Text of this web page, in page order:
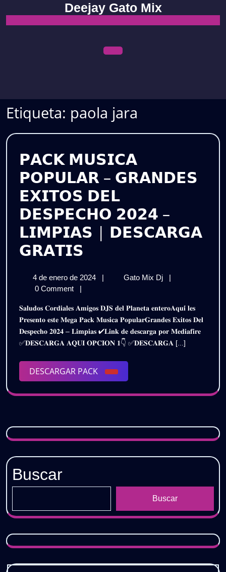
content
Deejay Gato Mix
Etiqueta: paola jara
𝗣𝗔𝗖𝗞 𝗠𝗨𝗦𝗜𝗖𝗔
𝗣𝗢𝗣𝗨𝗟𝗔𝗥 – 𝗚𝗥𝗔𝗡𝗗𝗘𝗦
𝗘𝗫𝗜𝗧𝗢𝗦 𝗗𝗘𝗟
𝗗𝗘𝗦𝗣𝗘𝗖𝗛𝗢 𝟮𝟬𝟮𝟰 –
𝗟𝗜𝗠𝗣𝗜𝗔𝗦 | 𝗗𝗘𝗦𝗖𝗔𝗥𝗚𝗔
𝗚𝗥𝗔𝗧𝗜𝗦
𝗣𝗢𝗣𝗨𝗟𝗔𝗥
–
𝗚𝗥𝗔𝗡𝗗𝗘𝗦
𝗘𝗫𝗜𝗧𝗢𝗦
𝗗𝗘𝗟
𝗗𝗘𝗦𝗣𝗘𝗖𝗛𝗢
𝟮𝟬𝟮𝟰
𝗟𝗜𝗠𝗣𝗜𝗔𝗦
𝗚𝗥𝗔𝗧𝗜𝗦
4 de enero de 2024
de
2024
| Gato Mix Dj
𝗣𝗔𝗖𝗞
–
𝗚𝗥𝗔𝗡𝗗𝗘𝗦
𝗘𝗫𝗜𝗧𝗢𝗦
𝗗𝗘𝗟
|
0 Comment
|
𝐒𝐚𝐥𝐮𝐝𝐨𝐬 𝐂𝐨𝐫𝐝𝐢𝐚𝐥𝐞𝐬 𝐀𝐦𝐢𝐠𝐨𝐬 𝐃𝐉𝐒 𝐝𝐞𝐥 𝐏𝐥𝐚𝐧𝐞𝐭𝐚 𝐞𝐧𝐭𝐞𝐫𝐨𝐀𝐪𝐮𝐢́ 𝐥𝐞𝐬
𝐏𝐫𝐞𝐬𝐞𝐧𝐭𝐨 𝐞𝐬𝐭𝐞 𝐌𝐞𝐠𝐚 𝐏𝐚𝐜𝐤 𝐌𝐮𝐬𝐢𝐜𝐚 𝐏𝐨𝐩𝐮𝐥𝐚𝐫𝐆𝐫𝐚𝐧𝐝𝐞𝐬 𝐄𝐱𝐢𝐭𝐨𝐬 𝐃𝐞𝐥
𝐃𝐞𝐬𝐩𝐞𝐜𝐡𝐨 𝟐𝟎𝟐𝟒 – 𝐋𝐢𝐦𝐩𝐢𝐚𝐬 ✔𝐋𝐢𝐧𝐤 𝐝𝐞 𝐝𝐞𝐬𝐜𝐚𝐫𝐠𝐚 𝐩𝐨𝐫 𝐌𝐞𝐝𝐢𝐚𝐟𝐢𝐫𝐞
✅𝐃𝐄𝐒𝐂𝐀𝐑𝐆𝐀 𝐀𝐐𝐔𝐈 𝐎𝐏𝐂𝐈𝐎𝐍 𝟏👇 ✅𝐃𝐄𝐒𝐂𝐀𝐑𝐆𝐀 [...]
DESCARGAR PACK
DESCARGAR
PACK
Buscar
Buscar